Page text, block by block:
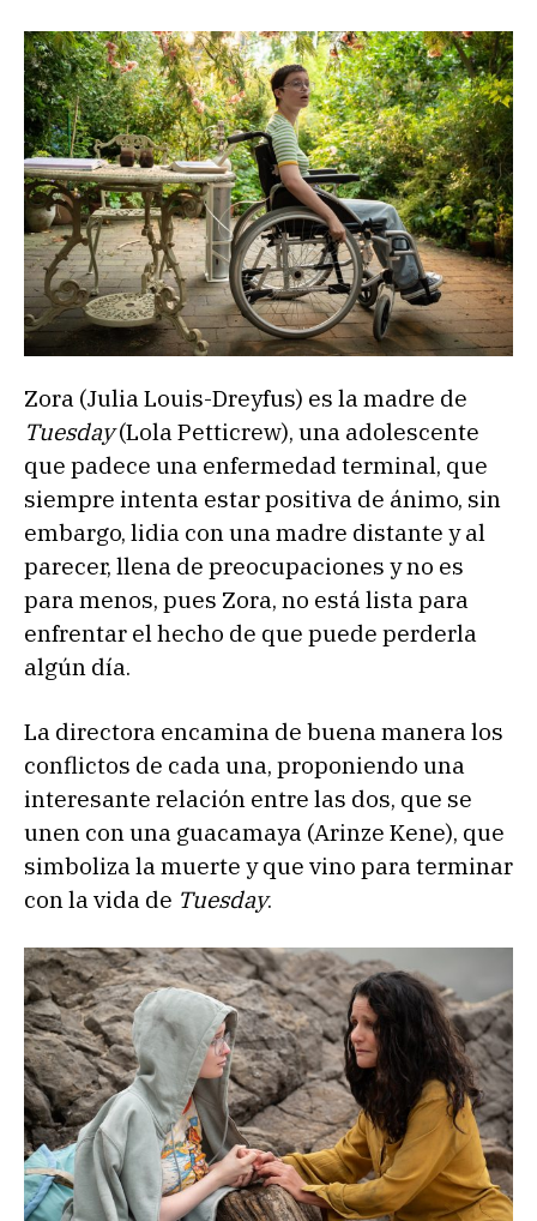
Zora (Julia Louis-Dreyfus) es la madre de
Tuesday(Lola Petticrew), una adolescente
que padece una enfermedad terminal, que
siempre intenta estar positiva de ánimo, sin
embargo, lidia con una madre distante y al
parecer, llena de preocupaciones y no es
para menos, pues Zora, no está lista para
enfrentar el hecho de que puede perderla
algún día.
La directora encamina de buena manera los
conflictos de cada una, proponiendo una
interesante relación entre las dos, que se
unen con una guacamaya (Arinze Kene), que
simboliza la muerte y que vino para terminar
con la vida de Tuesday.